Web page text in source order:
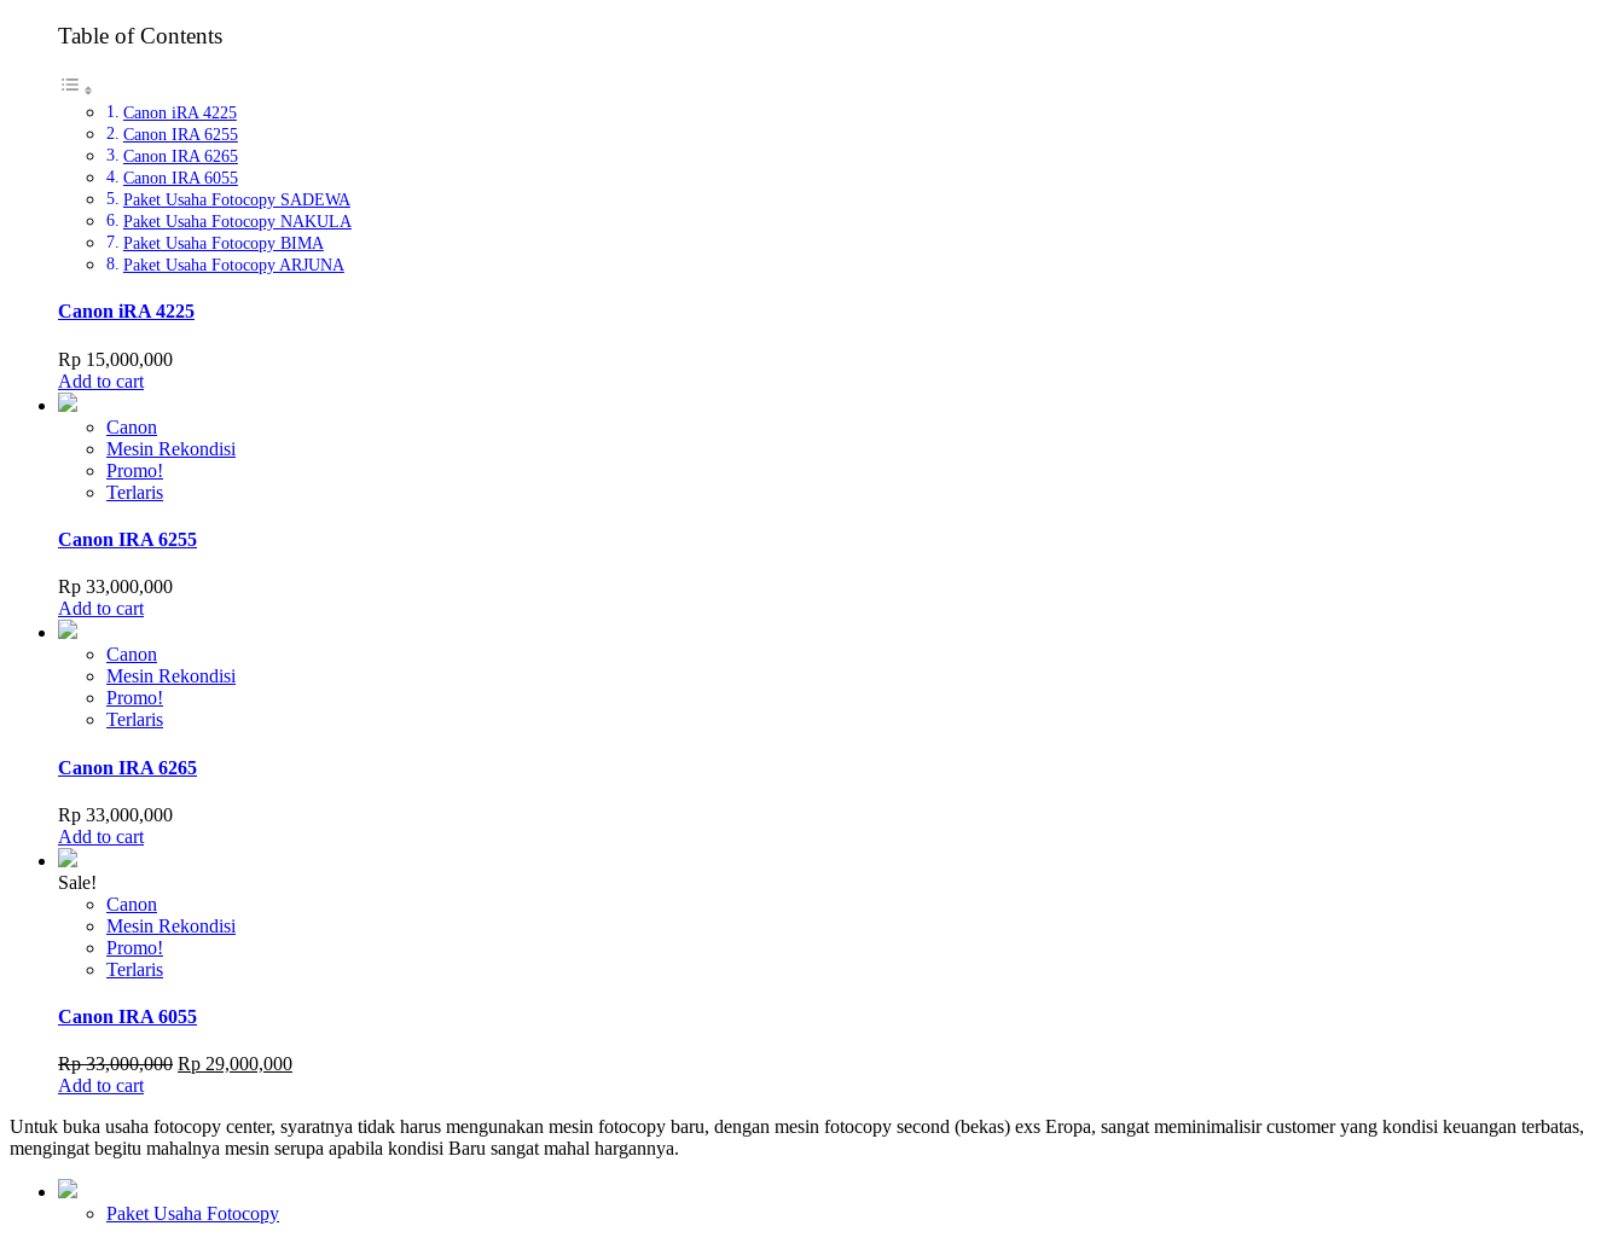
Table of Contents
Canon iRA 4225
Canon IRA 6255
Canon IRA 6265
Canon IRA 6055
Paket Usaha Fotocopy SADEWA
Paket Usaha Fotocopy NAKULA
Paket Usaha Fotocopy BIMA
Paket Usaha Fotocopy ARJUNA
Canon iRA 4225
Rp 15,000,000
Add to cart
Canon
Mesin Rekondisi
Promo!
Terlaris
Canon IRA 6255
Rp 33,000,000
Add to cart
Canon
Mesin Rekondisi
Promo!
Terlaris
Canon IRA 6265
Rp 33,000,000
Add to cart
Sale!
Canon
Mesin Rekondisi
Promo!
Terlaris
Canon IRA 6055
Rp33,000,000 Original
Rp 33,000,000.
Rp 29,000,000Current
Rp 29,000,000.
Add to cart
Untuk buka usaha fotocopy center, syaratnya tidak harus mengunakan mesin fotocopy baru, dengan mesin fotocopy second (bekas) exs Eropa, sangat meminimalisir customer yang kondisi keuangan terbatas,
mengingat begitu mahalnya mesin serupa apabila kondisi Baru sangat mahal hargannya.
Paket Usaha Fotocopy